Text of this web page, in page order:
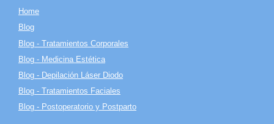
Home
Blog
Blog - Tratamientos Corporales
Blog - Medicina Estética
Blog - Depilación Láser Diodo
Blog - Tratamientos Faciales
Blog - Postoperatorio y Postparto